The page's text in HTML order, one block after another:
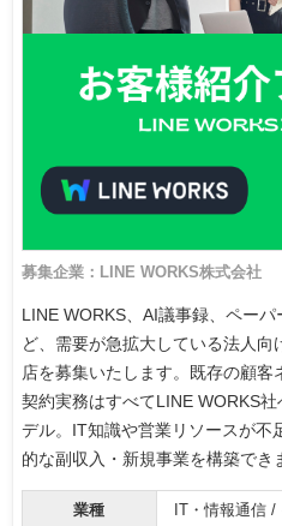
募集企業：LINE WORKS株式会社
LINE WORKS、AI議事録、ペー
ど、需要が急拡大している法人
店を募集いたします。既存の顧
契約実務はすべてLINE WORKS
デル。IT知識や営業リソースが不
的な副収入・新規事業を構築でき
業種 IT・情報通信